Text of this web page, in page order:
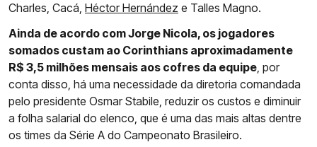
Charles, Cacá, Héctor Hernández e Talles Magno.
Ainda de acordo com Jorge Nicola, os jogadores
somados custam ao Corinthians aproximadamente
R$ 3,5 milhões mensais aos cofres da equipe, por
conta disso, há uma necessidade da diretoria comandada
pelo presidente Osmar Stabile, reduzir os custos e diminuir
a folha salarial do elenco, que é uma das mais altas dentre
os times da Série A do Campeonato Brasileiro.